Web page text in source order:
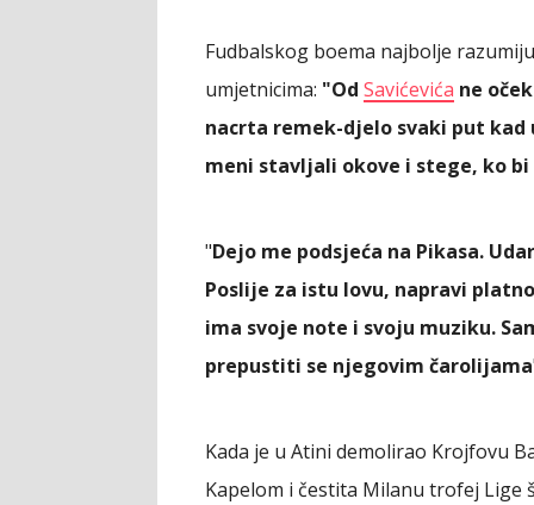
Fudbalskog boema najbolje
umjetnicima: "Od Savićevića ne
nacrta remek-djelo svaki put kad
meni stavljali okove i stege, ko bi
"Dejo me podsjeća na Pikasa.
Poslije za istu lovu, napravi
ima svoje note i svoju muziku.
prepustiti se njegovim čarolijama
Kada je u Atini demolirao Krojfovu
Kapelom i čestita Milanu trofej Lige